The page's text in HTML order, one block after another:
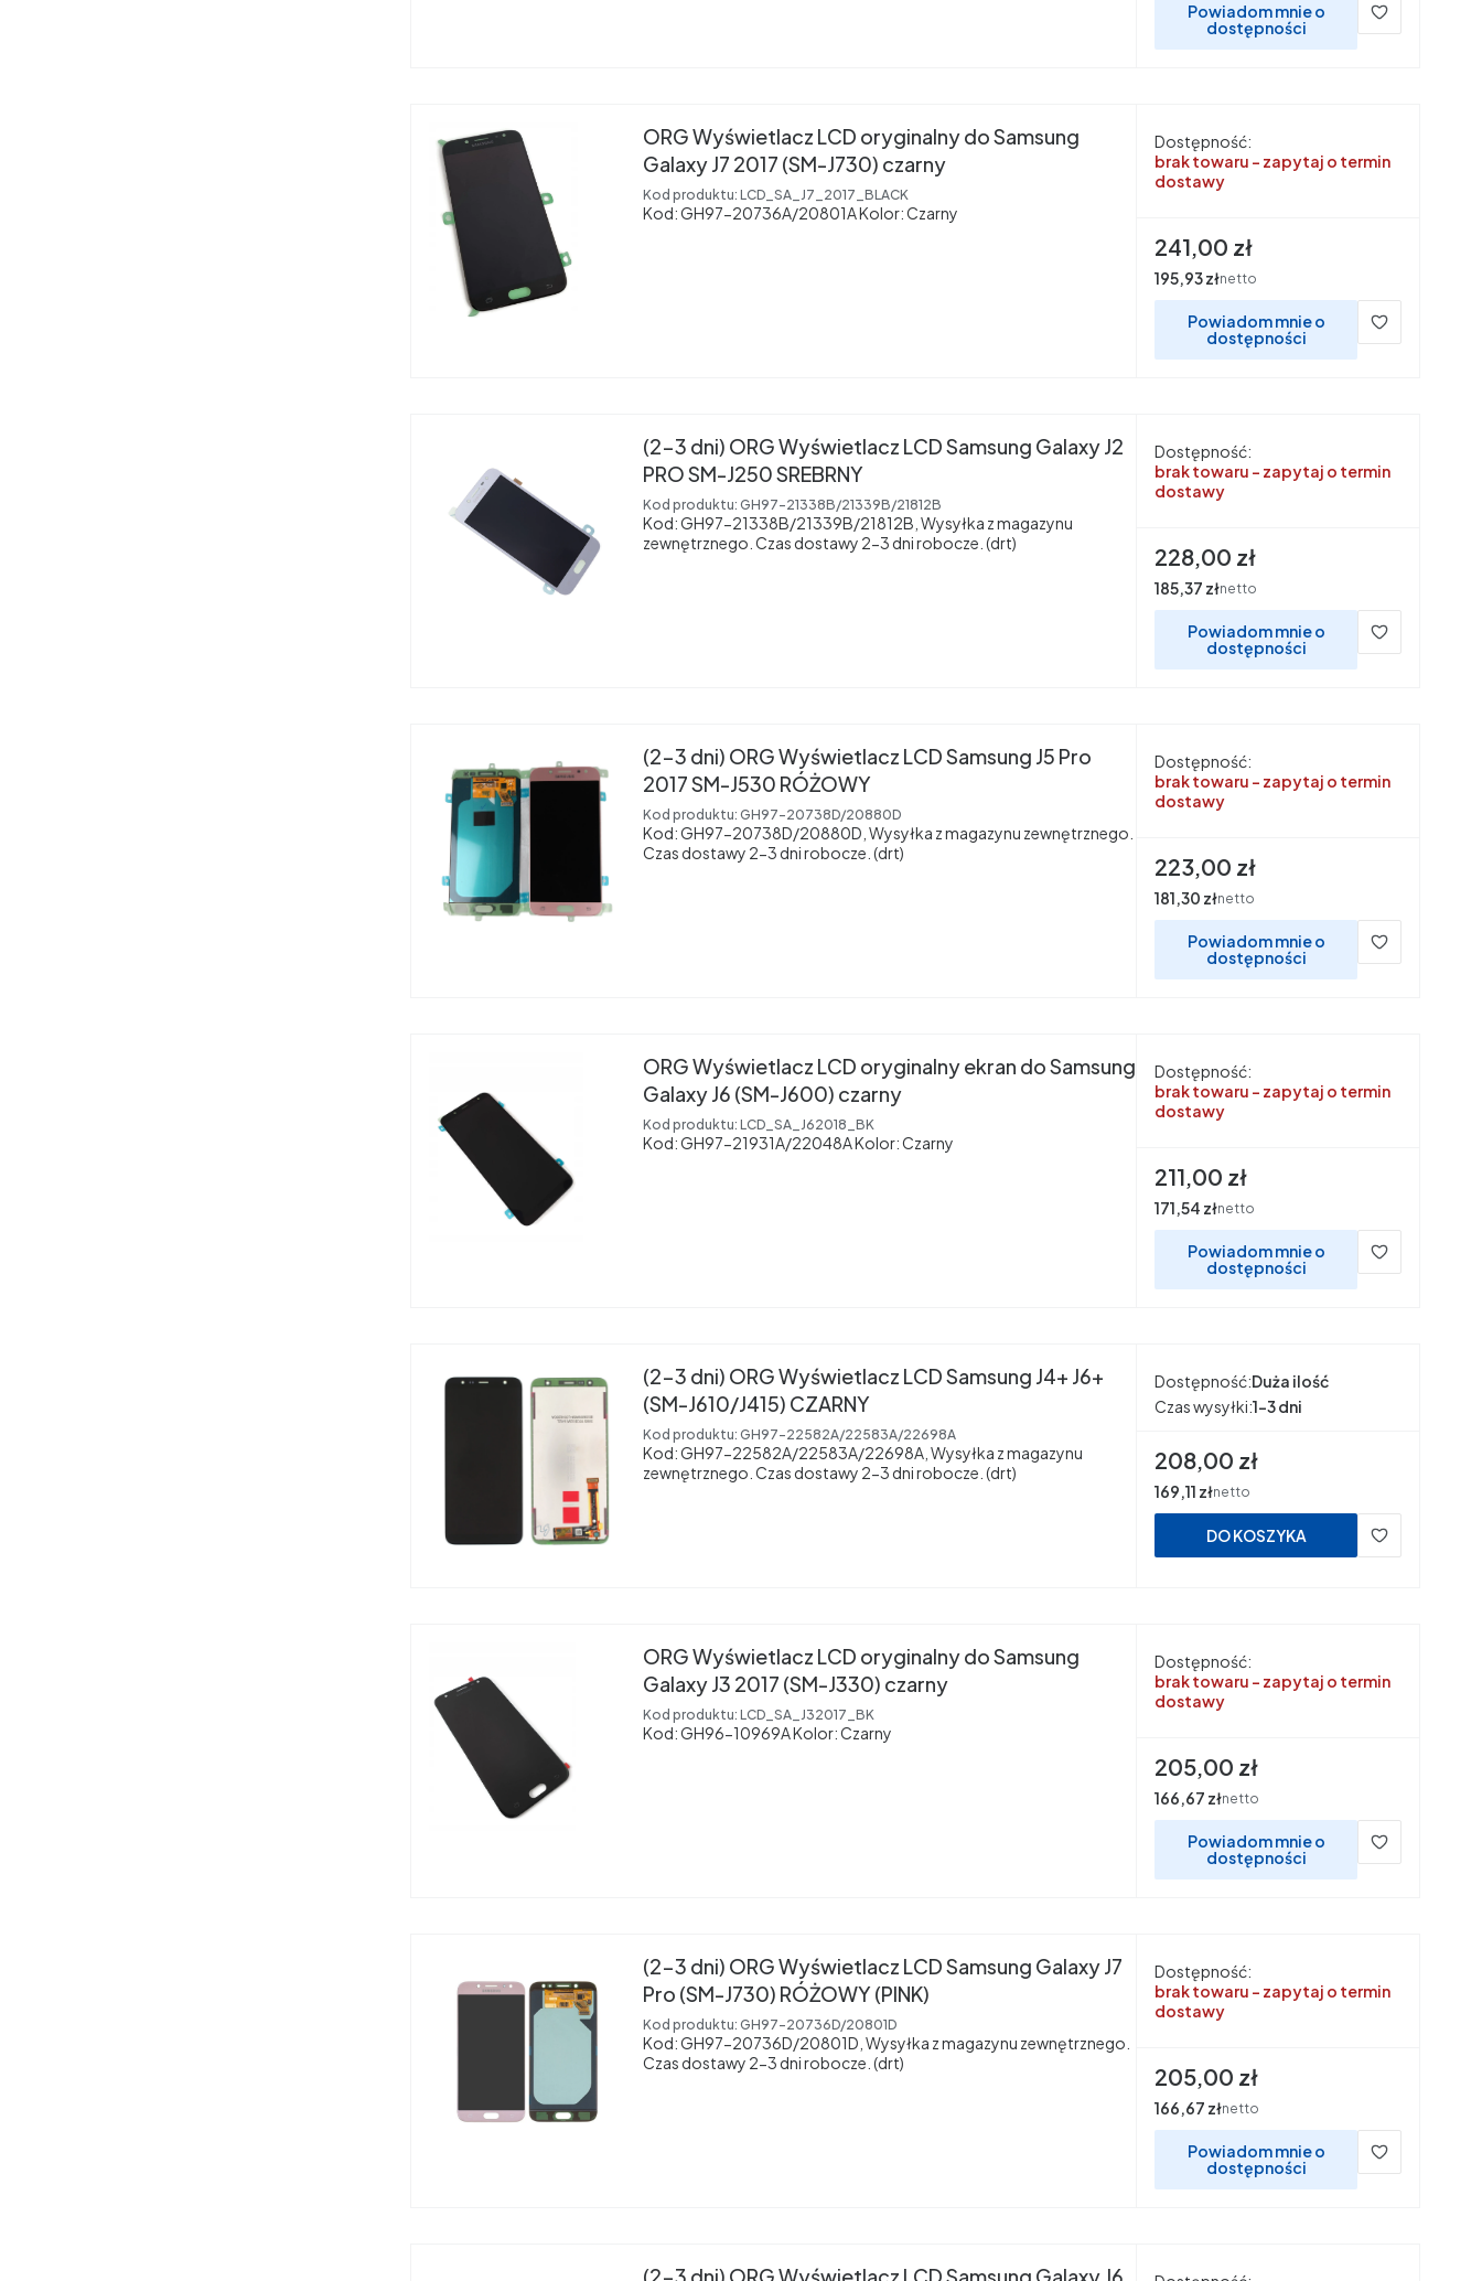
Powiadom mnie o
dostępności
ORG Wyświetlacz LCD oryginalny do Samsung
Galaxy J7 2017 (SM-J730) czarny
Kod produktu: LCD_SA_J7_2017_BLACK
Kod: GH97-20736A/20801A Kolor: Czarny
Dostępność:
brak towaru - zapytaj o termin
dostawy
Cena
241,00 zł
Cena
195,93 złnetto
Powiadom mnie o
dostępności
(2-3 dni) ORG Wyświetlacz LCD Samsung Galaxy J2
PRO SM-J250 SREBRNY
Kod produktu: GH97-21338B/21339B/21812B
Kod: GH97-21338B/21339B/21812B, Wysyłka z magazynu
zewnętrznego. Czas dostawy 2-3 dni robocze. (drt)
Dostępność:
brak towaru - zapytaj o termin
dostawy
Cena
228,00 zł
Cena
185,37 złnetto
Powiadom mnie o
dostępności
(2-3 dni) ORG Wyświetlacz LCD Samsung J5 Pro
2017 SM-J530 RÓŻOWY
Kod produktu: GH97-20738D/20880D
Kod: GH97-20738D/20880D, Wysyłka z magazynu zewnętrznego.
Czas dostawy 2-3 dni robocze. (drt)
Dostępność:
brak towaru - zapytaj o termin
dostawy
Cena
223,00 zł
Cena
181,30 złnetto
Powiadom mnie o
dostępności
ORG Wyświetlacz LCD oryginalny ekran do Samsung
Galaxy J6 (SM-J600) czarny
Kod produktu: LCD_SA_J62018_BK
Kod: GH97-21931A/22048A Kolor: Czarny
Dostępność:
brak towaru - zapytaj o termin
dostawy
Cena
211,00 zł
Cena
171,54 złnetto
Powiadom mnie o
dostępności
(2-3 dni) ORG Wyświetlacz LCD Samsung J4+ J6+
(SM-J610/J415) CZARNY
Kod produktu: GH97-22582A/22583A/22698A
Kod: GH97-22582A/22583A/22698A, Wysyłka z magazynu
zewnętrznego. Czas dostawy 2-3 dni robocze. (drt)
Dostępność:Duża ilość
Czas wysyłki:1-3 dni
Cena
208,00 zł
Cena
169,11 złnetto
DO KOSZYKA
ORG Wyświetlacz LCD oryginalny do Samsung
Galaxy J3 2017 (SM-J330) czarny
Kod produktu: LCD_SA_J32017_BK
Kod: GH96-10969A Kolor: Czarny
Dostępność:
brak towaru - zapytaj o termin
dostawy
Cena
205,00 zł
Cena
166,67 złnetto
Powiadom mnie o
dostępności
(2-3 dni) ORG Wyświetlacz LCD Samsung Galaxy J7
Pro (SM-J730) RÓŻOWY (PINK)
Kod produktu: GH97-20736D/20801D
Kod: GH97-20736D/20801D, Wysyłka z magazynu zewnętrznego.
Czas dostawy 2-3 dni robocze. (drt)
Dostępność:
brak towaru - zapytaj o termin
dostawy
Cena
205,00 zł
Cena
166,67 złnetto
Powiadom mnie o
dostępności